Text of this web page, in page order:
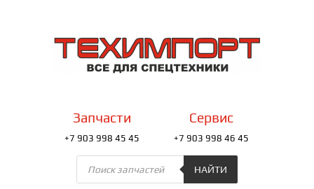
содержимомуТЕХИМПОРТ
Всё
Запчасти
+7 903 998 45 45
Сервис
+7 903 998 46 45
Поиск
товаров
НАЙТИ